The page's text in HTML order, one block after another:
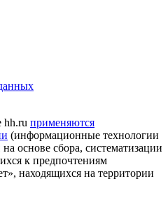
hh.ru применяются
(информационные технологии
основе сбора, систематизации
к предпочтениям
находящихся на территории